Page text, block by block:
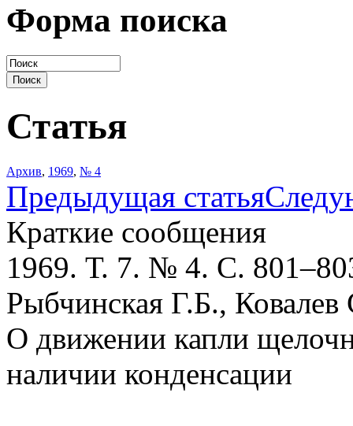
Форма поиска
Статья
Архив, 1969, № 4
Предыдущая статья
Краткие сообщения
1969. Т. 7. № 4. С.
Рыбчинская Г.Б.,
О движении капли
наличии конденсации